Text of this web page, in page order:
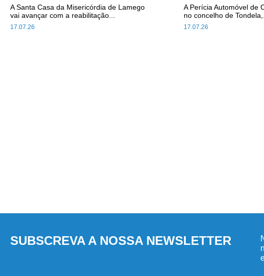
17.07.26
A Santa Casa da Misericórdia de Lamego
vai avançar com a reabilitação...
17.07.26
A Perícia Automóvel de
no concelho de
SUBSCREVA A NOSSA NEWSLETTER